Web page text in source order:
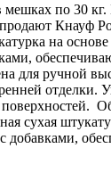
по 30 кг.
Кнауф
на основе
для ручной
отделки.
сухая
добавками,